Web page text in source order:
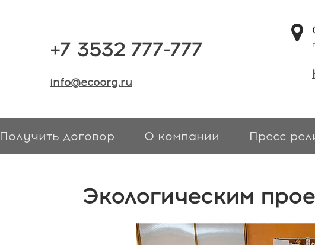
+7 3532 777-777
info@ecoorg.ru
Получить договор О компании Пресс-
Экологическим